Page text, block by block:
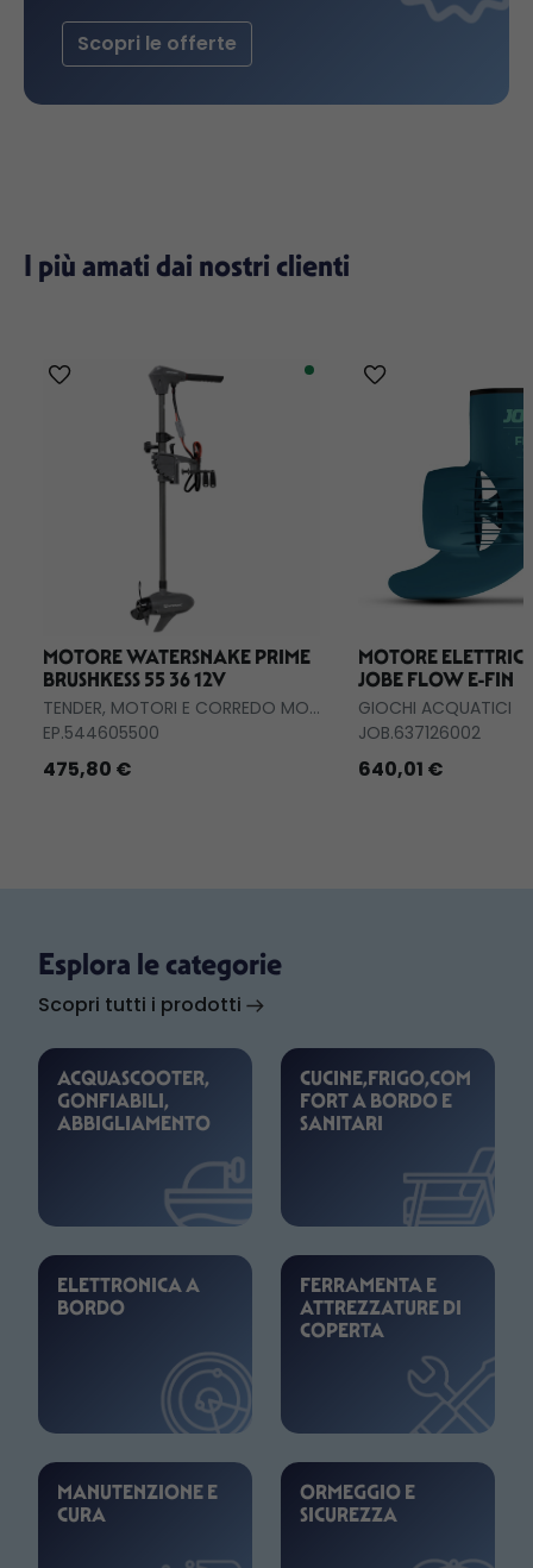
Scopri le offerte
I più amati dai nostri clienti
MOTORE WATERSNAKE PRIME
BRUSHKESS 55 36 12V
TENDER, MOTORI E CORREDO MOTORI
EP.544605500
475,80 €
MOTORE
JOBE FLOW E-FIN
GIOCHI ACQUATICI
JOB.637126002
640,01 €
Esplora le categorie
Scopri tutti i prodotti
ACQUASCOOTER,
GONFIABILI,
ABBIGLIAMENTO
CUCINE,FRIGO,COM
FORT A BORDO E
SANITARI
ELETTRONICA A
BORDO
FERRAMENTA E
ATTREZZATURE DI
COPERTA
MANUTENZIONE E
CURA
ORMEGGIO E
SICUREZZA